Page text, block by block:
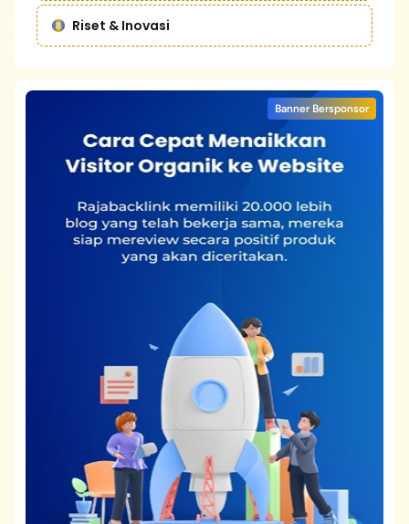
Riset & Inovasi
Banner Bersponsor